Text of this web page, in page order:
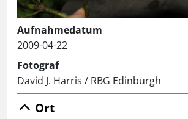
Aufnahmedatum
2009-04-22
Fotograf
David J. Harris / RBG Edinburgh
Ort